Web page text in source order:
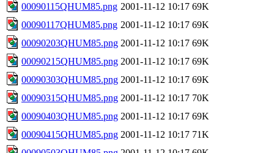
00090115QHUM85.png 2001-11-12 10:17 69K
00090117QHUM85.png 2001-11-12 10:17 69K
00090203QHUM85.png 2001-11-12 10:17 69K
00090215QHUM85.png 2001-11-12 10:17 69K
00090303QHUM85.png 2001-11-12 10:17 69K
00090315QHUM85.png 2001-11-12 10:17 70K
00090403QHUM85.png 2001-11-12 10:17 69K
00090415QHUM85.png 2001-11-12 10:17 71K